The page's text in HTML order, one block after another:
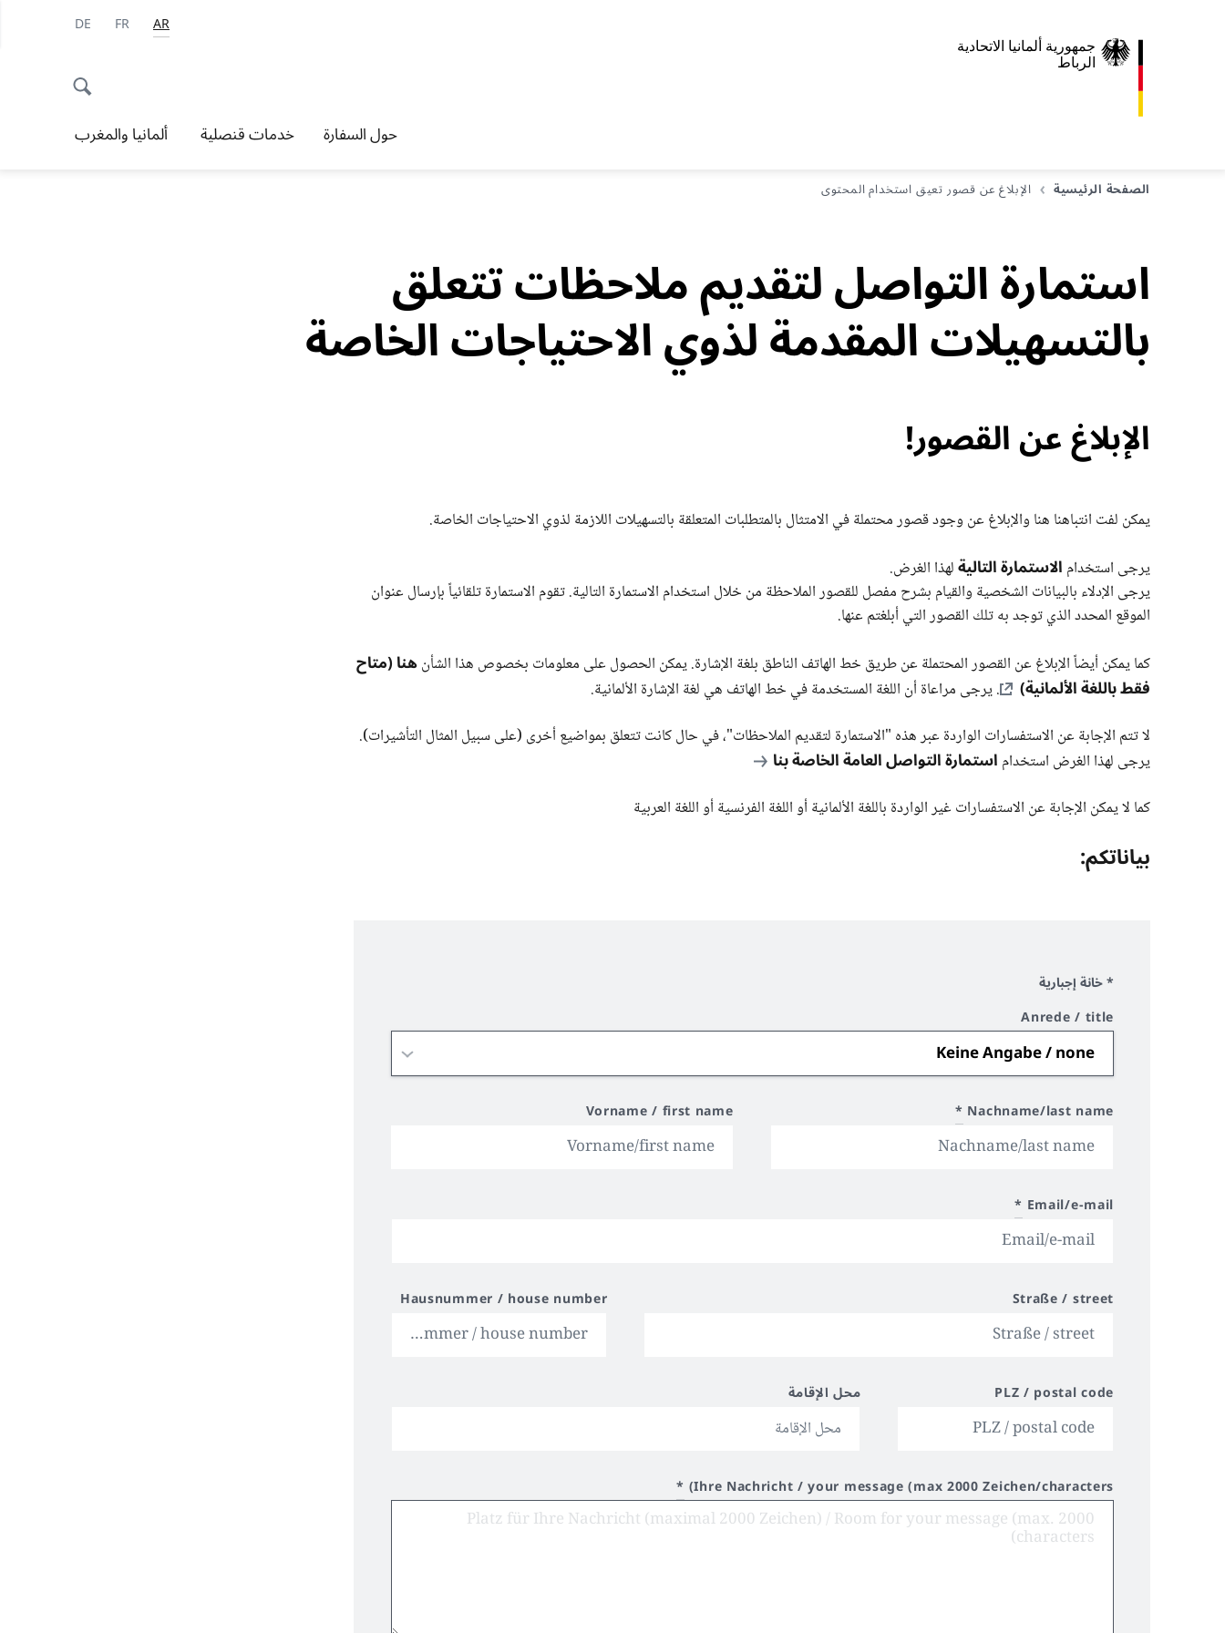
جمهورية ألمانيا الاتحادية
الرباط
AR
FR
DE
حول السفارة خدمات قنصلية ألمانيا والمغرب
الصفحة الرئيسية الإبلاغ عن قصور تعيق استخدام المحتوى
استمارة التواصل لتقديم ملاحظات تتعلق
بالتسهيلات المقدمة لذوي الاحتياجات الخاصة
الإبلاغ عن القصور!
يمكن لفت انتباهنا هنا والإبلاغ عن وجود قصور محتملة في الامتثال بالمتطلبات المتعلقة بالتسهيلات اللازمة لذوي الاحتياجات الخاصة.
يرجى استخدام الاستمارة التاليةلهذا الغرض.
يرجى الإدلاء بالبيانات الشخصية والقيام بشرح مفصل للقصور الملاحظة من خلال استخدام الاستمارة التالية. تقوم الاستمارة تلقائياً بإرسال عنوان
الموقع المحدد الذي توجد به تلك القصور التي أبلغتم عنها.
كما يمكن أيضاً الإبلاغ عن القصور المحتملة عن طريق خط الهاتف الناطق بلغة الإشارة. يمكن الحصول على معلومات بخصوص هذا الشأنهنا (متاح
فقط باللغة الألمانية)
. يرجى مراعاة أن اللغة المستخدمة في خط الهاتف هي لغة الإشارة الألمانية.
لا تتم الإجابة عن الاستفسارات الواردة عبر هذه "الاستمارة لتقديم الملاحظات"، في حال كانت تتعلق بمواضيع أخرى (على سبيل المثال التأشيرات).
يرجى لهذا الغرض استخدام استمارة التواصل العامة الخاصة بنا
كما لا يمكن الإجابة عن الاستفسارات غير الواردة باللغة الألمانية أو اللغة الفرنسية أو اللغة العربية
بياناتكم:
* خانة إجبارية
Anrede / title
Nachname/last name
*
Vorname / first name
Email/e-mail
*
Straße / street
Hausnummer / house number
PLZ / postal code محل الإقامة
Ihre Nachricht / your message (max 2000 Zeichen/characters)
*